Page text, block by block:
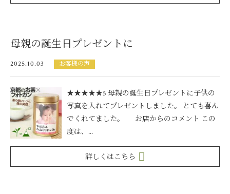
母親の誕生日プレゼントに
2025.10.03 お客様の声
★★★★★5 母親の誕生日プレゼントに子供の
写真を入れてプレゼントしました。 とても喜ん
でくれてました。 お店からのコメント この
度は、...
詳しくはこちら